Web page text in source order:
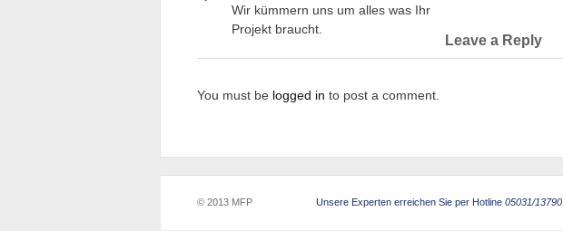
Wir kümmern uns um alles was Ihr
Projekt braucht.
Leave a Reply
You must be logged in to post a comment.
© 2013 MFP Unsere Experten erreichen Sie per Hotline 05031/13790